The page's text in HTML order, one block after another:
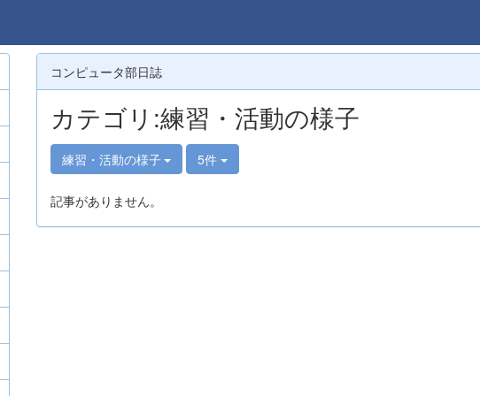
コンピュータ部日誌
カテゴリ:練習・活動の様子
練習・活動の様子 5件
記事がありません。